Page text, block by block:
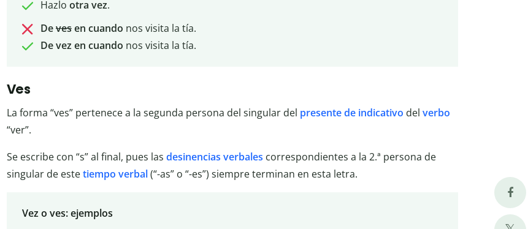
Hazlo otra vez.
Devesen cuando nos visita la tía.
De vez en cuando nos visita la tía.
Ves
La forma “ves” pertenece a la segunda persona del singular del presente de indicativo del verbo
“ver”.
Se escribe con “s” al final, pues las desinencias verbales correspondientes a la 2.ª persona de
singular de estetiempo verbal(“-as” o “-es”) siempre terminan en esta letra.
Vez o ves: ejemplos